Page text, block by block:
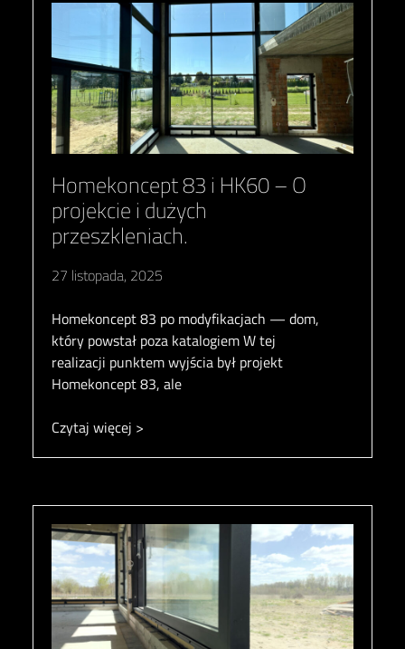
Homekoncept 83 i HK60 – O
projekcie i dużych
przeszkleniach.
27 listopada, 2025
Homekoncept 83 po modyfikacjach — dom,
który powstał poza katalogiem W tej
realizacji punktem wyjścia był projekt
Homekoncept 83, ale
Czytaj więcej >